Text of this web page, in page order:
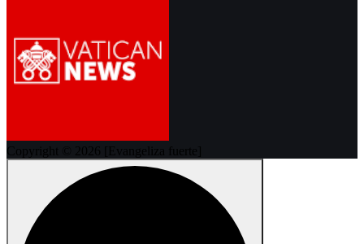
Copyright © 2026 [Evangeliza fuerte]